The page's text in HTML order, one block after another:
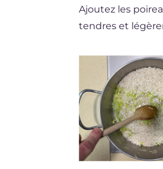
Ajoutez les
tendres et